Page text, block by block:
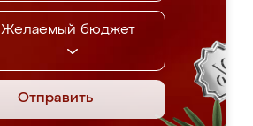
Желаемый бюджет
Отправить